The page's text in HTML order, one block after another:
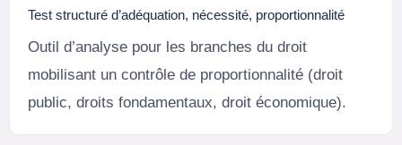
Test structuré d’adéquation, nécessité, proportionnalité
Outil d’analyse pour les branches du droit
mobilisant un contrôle de proportionnalité (droit
public, droits fondamentaux, droit économique).